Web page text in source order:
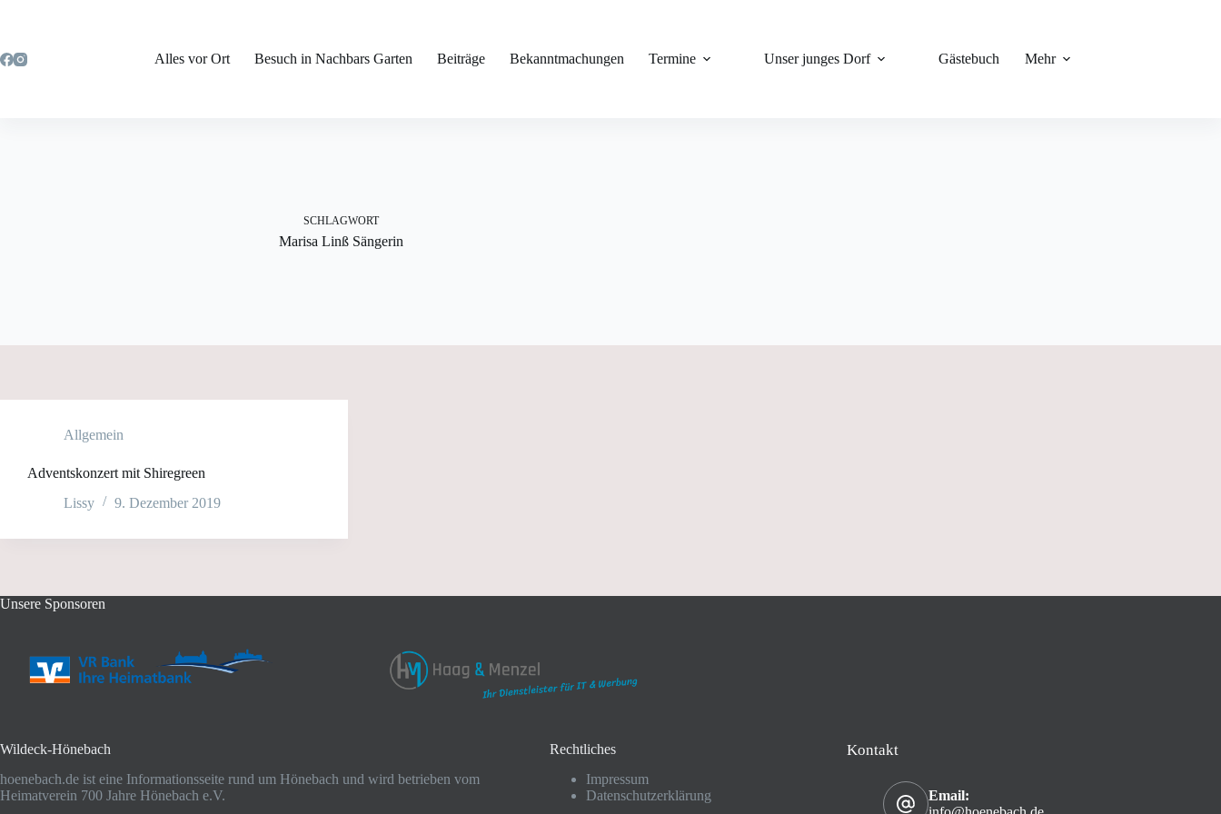
Alles vor Ort
Besuch in Nachbars Garten Beiträge Bekanntmachungen Termine Unser junges Dorf Gästebuch Mehr
SCHLAGWORT
Marisa Linß Sängerin
Allgemein
Adventskonzert mit Shiregreen
Lissy
9. Dezember 2019
Unsere Sponsoren
Wildeck-Hönebach
hoenebach.de ist eine Informationsseite rund um Hönebach und wird betrieben vom
Heimatverein 700 Jahre Hönebach e.V.
Rechtliches
Impressum
Datenschutzerklärung
Kontakt
Email: